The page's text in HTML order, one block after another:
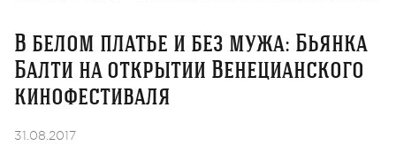
В белом платье и без мужа: Бьянка
Балти на открытии Венецианского
кинофестиваля
31.08.2017